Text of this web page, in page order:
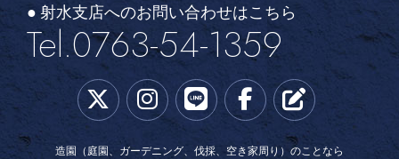
● 射水支店へのお問い合わせはこちら
Tel.0763-54-1359
造園（庭園、ガーデニング、伐採、空き家周り）のことなら